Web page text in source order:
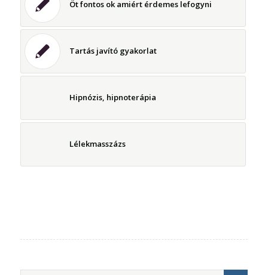
Öt fontos ok amiért érdemes lefogyni
Tartás javító gyakorlat
Hipnózis, hipnoterápia
Lélekmasszázs